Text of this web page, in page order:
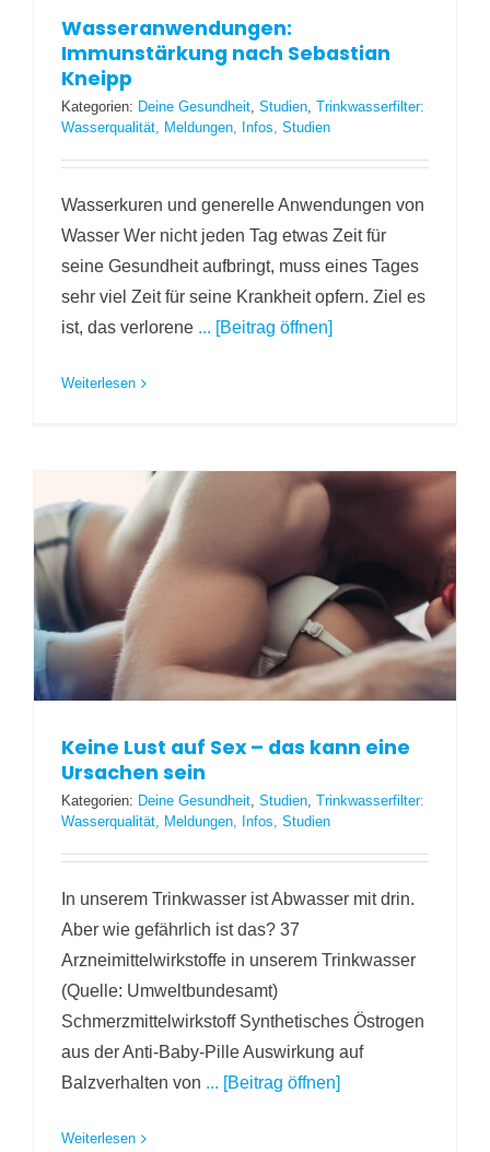
Wasseranwendungen:
Immunstärkung nach Sebastian
Kneipp
Kategorien: Deine Gesundheit, Studien, Trinkwasserfilter:
Wasserqualität, Meldungen, Infos, Studien
Wasserkuren und generelle Anwendungen von
Wasser Wer nicht jeden Tag etwas Zeit für
seine Gesundheit aufbringt, muss eines Tages
sehr viel Zeit für seine Krankheit opfern. Ziel es
ist, das verlorene ... [Beitrag öffnen]
Weiterlesen
Keine Lust auf Sex – das kann eine
Ursachen sein
Kategorien: Deine Gesundheit, Studien, Trinkwasserfilter:
Wasserqualität, Meldungen, Infos, Studien
In unserem Trinkwasser ist Abwasser mit drin.
Aber wie gefährlich ist das? 37
Arzneimittelwirkstoffe in unserem Trinkwasser
(Quelle: Umweltbundesamt)
Schmerzmittelwirkstoff Synthetisches Östrogen
aus der Anti-Baby-Pille Auswirkung auf
Balzverhalten von ... [Beitrag öffnen]
Weiterlesen